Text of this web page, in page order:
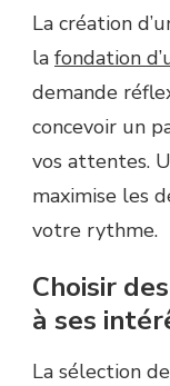
La création
la fondation
demande
concevoir un
vos attentes.
maximise les
votre rythme.
Choisir
à ses
La sélection